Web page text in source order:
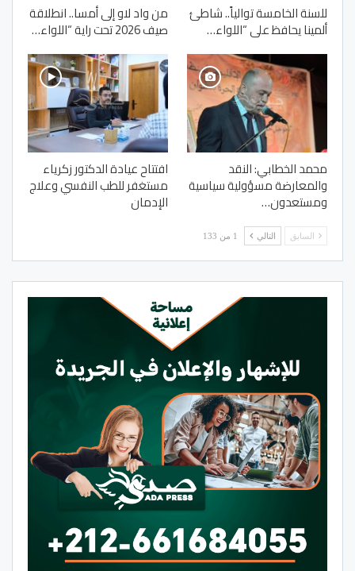
للسنة الخامسة توالياً.. شاطئ
ألمينا يحافظ على “اللواء…
من واد لاو إلى أمسا.. انطلاقة
صيف 2026 تحت راية “اللواء…
محمد الخطابي: النقد
والمعارضة مسؤولية سياسية
ومستعدون…
افتتاح عيادة الدكتور زكرياء
مستغفر للطب النفسي وعلاج
الإدمان
السابق التالي 1 من 133